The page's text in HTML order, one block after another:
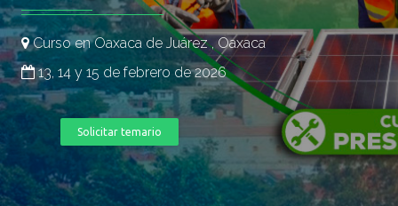
Curso en Oaxaca de Juárez , Oaxaca
13, 14 y 15 de febrero de 2026
Solicitar temario